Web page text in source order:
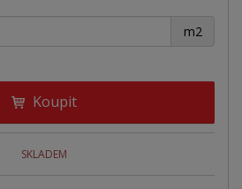
m2
+ -
Koupit
SKLADEM